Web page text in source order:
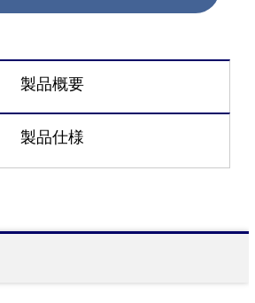
製品概要
製品仕様